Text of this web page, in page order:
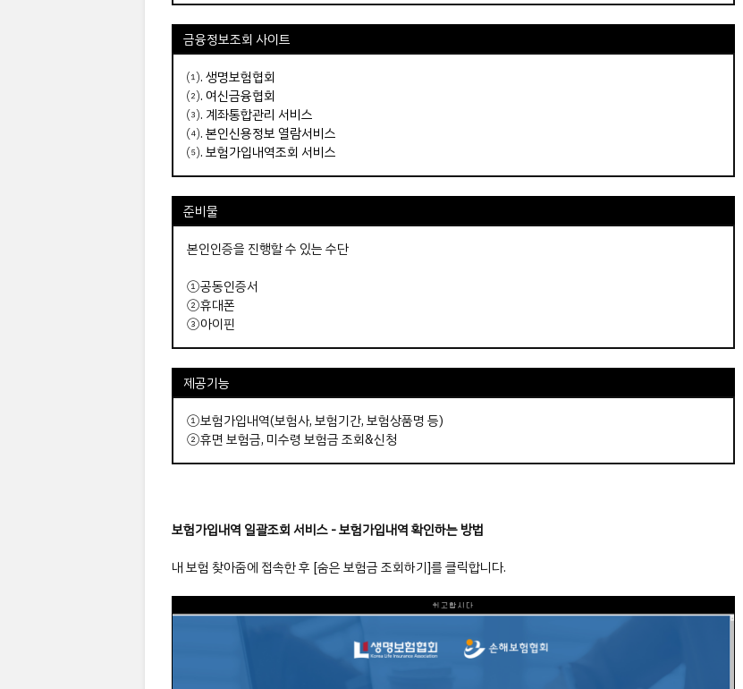
금융정보조회 사이트
⑴.생명보험협회
⑵.여신금융협회
⑶. 계좌통합관리 서비스
⑷.본인신용정보 열람서비스
⑸.보험가입내역조회 서비스
준비물
본인인증을 진행할 수 있는 수단
①공동인증서
②휴대폰
③아이핀
제공기능
①보험가입내역(보험사, 보험기간, 보험상품명 등)
②휴면 보험금, 미수령 보험금 조회&신청
보험가입내역 일괄조회 서비스 - 보험가입내역 확인하는 방법
내 보험 찾아줌에 접속한 후 [숨은 보험금 조회하기]를 클릭합니다.